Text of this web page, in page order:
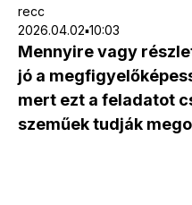
recc
2026.04.02▪10:03
Mennyire vagy
jó a
mert ezt a feladatot
szeműek tudják